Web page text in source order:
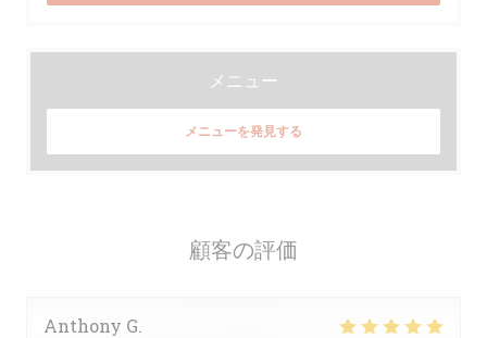
顧客の評価
Anthony G
メニュー
メニューを発見する